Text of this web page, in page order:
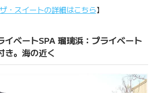
・スイートの詳細はこちら】
イベートSPA 瑠璃浜：プライベート
き。海の近く